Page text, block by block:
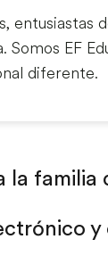
entusiastas
EF
diferente.
familia